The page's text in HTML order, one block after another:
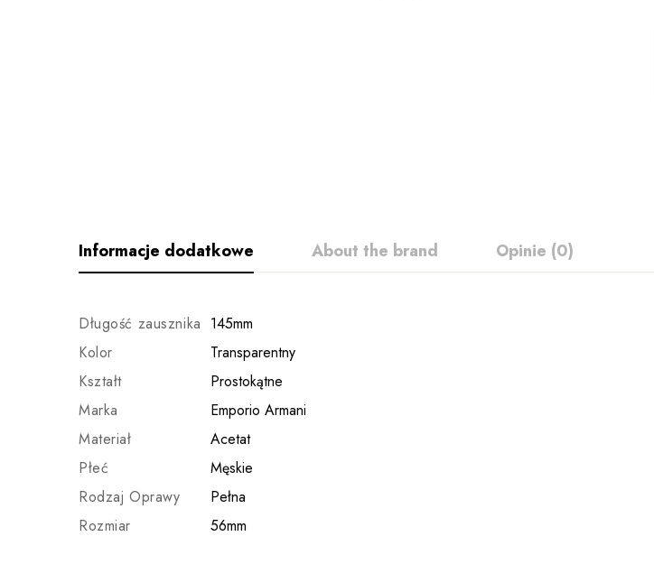
Informacje dodatkowe About the brand Opinie (0)
Długość zausznika 145mm
Kolor
Transparentny
Kształt
Prostokątne
Marka
Emporio Armani
Materiał
Acetat
Płeć
Męskie
Rodzaj Oprawy
Pełna
Rozmiar
56mm